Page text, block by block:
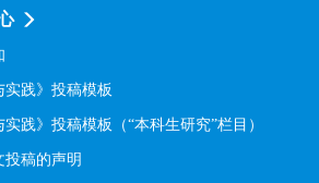
实践》投稿模板
实践》投稿模板（“本科生研究”栏目）
投稿的声明